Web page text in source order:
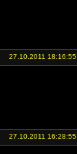
27.10.2011 18:16:55
27.10.2011 16:28:55